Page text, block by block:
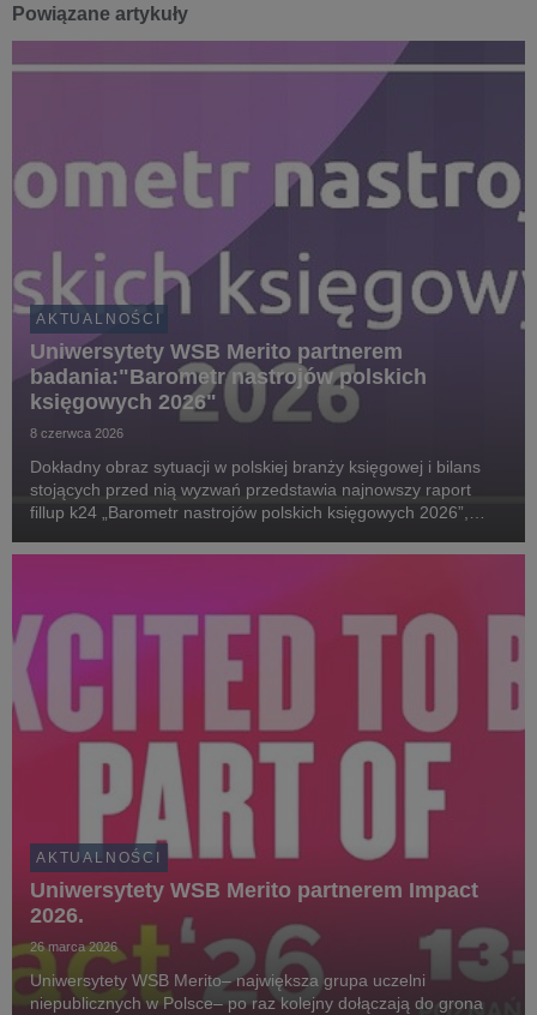
Powiązane artykuły
AKTUALNOŚCI
Uniwersytety WSB Merito partnerem
badania:"Barometr nastrojów polskich
księgowych 2026"
8 czerwca 2026
Dokładny obraz sytuacji w polskiej branży księgowej i bilans
stojących przed nią wyzwań przedstawia najnowszy raport
fillup k24 „Barometr nastrojów polskich księgowych 2026”,
w Polsce, Uniwersytetami WSB Merito i G...
AKTUALNOŚCI
Uniwersytety WSB Merito partnerem Impact
2026.
26 marca 2026
Uniwersytety WSB Merito– największa grupa uczelni
niepublicznych w Polsce– po raz kolejny dołączają do grona